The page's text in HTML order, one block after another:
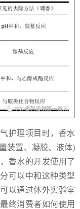
护理项目时，香水
装置、凝胶、液体)
香水的开发使用了
可以中和这种类型
以通过体外实验室
终消费者如何使用